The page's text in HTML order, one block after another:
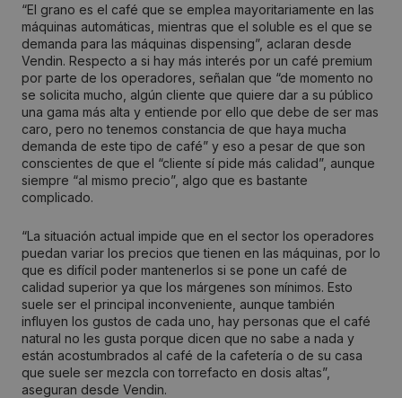
“El grano es el café que se emplea mayoritariamente en las
máquinas automáticas, mientras que el soluble es el que se
demanda para las máquinas dispensing”, aclaran desde
Vendin. Respecto a si hay más interés por un café premium
por parte de los operadores, señalan que “de momento no
se solicita mucho, algún cliente que quiere dar a su público
una gama más alta y entiende por ello que debe de ser mas
caro, pero no tenemos constancia de que haya mucha
demanda de este tipo de café” y eso a pesar de que son
conscientes de que el “cliente sí pide más calidad”, aunque
siempre “al mismo precio”, algo que es bastante
complicado.
“La situación actual impide que en el sector los operadores
puedan variar los precios que tienen en las máquinas, por lo
que es difícil poder mantenerlos si se pone un café de
calidad superior ya que los márgenes son mínimos. Esto
suele ser el principal inconveniente, aunque también
influyen los gustos de cada uno, hay personas que el café
natural no les gusta porque dicen que no sabe a nada y
están acostumbrados al café de la cafetería o de su casa
que suele ser mezcla con torrefacto en dosis altas”,
aseguran desde Vendin.